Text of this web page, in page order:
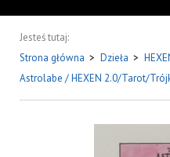
Jesteś tutaj:
Strona główna > Dzieła >
Astrolabe / HEXEN 2.0/Tarot/